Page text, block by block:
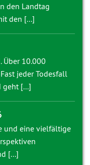
den Landtag
den [...]
Über 10.000
jeder Todesfall
geht [...]
und eine vielfältige
[...]